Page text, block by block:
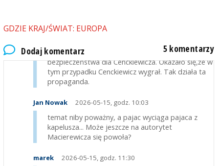
GDZIE KRAJ/ŚWIAT: EUROPA
Dodaj komentarz 5 komentarzy
odwołają,albo przeczekają. Tak jak z wyrokiem na
prof Cenckiewicza. NSA oddalił skargi kasacyjne
wcześniej uchylił cofnięcie poświadczenia
bezpieczeństwa dla Cenckiewicza. Okazało się,że w
tym przypadku Cenckiewicz wygrał. Tak działa ta
propaganda.
Jan Nowak 2026-05-15, godz. 10:03
temat niby poważny, a pajac wyciąga pajaca z
kapelusza... Może jeszcze na autorytet
Macierewicza się powoła?
marek 2026-05-15, godz. 11:30